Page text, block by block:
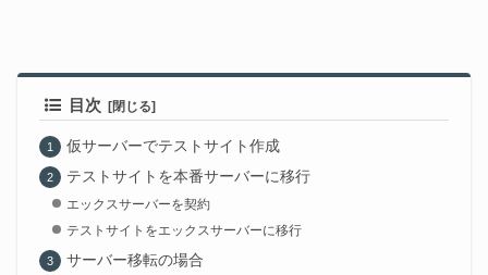
目次
仮サーバーでテストサイト作成
テストサイトを本番サーバーに移行
エックスサーバーを契約
テストサイトをエックスサーバーに移行
サーバー移転の場合